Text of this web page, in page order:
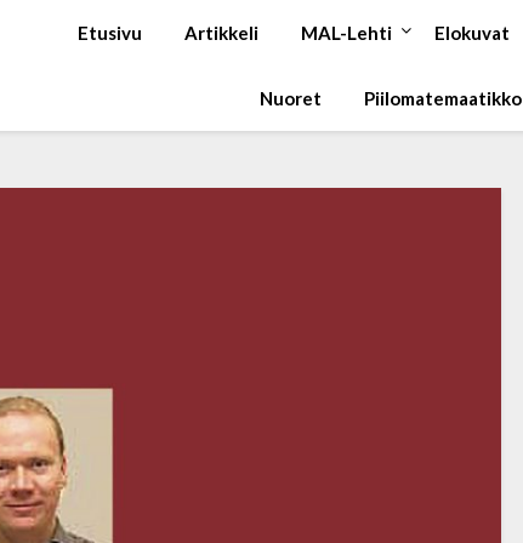
Etusivu Artikkeli MAL-Lehti Elokuvat
Nuoret